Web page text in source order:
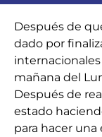
Después de
dado por
mañana del
Después de
estado
para hacer una